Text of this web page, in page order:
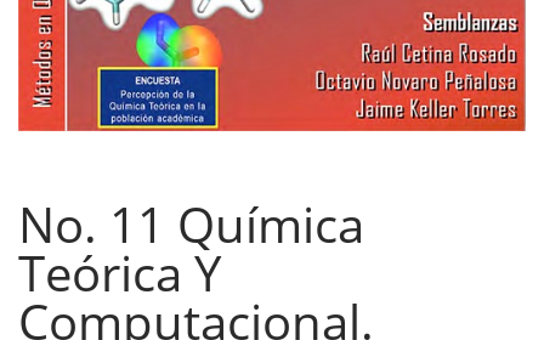
No. 11 Química
Teórica Y
Computacional.